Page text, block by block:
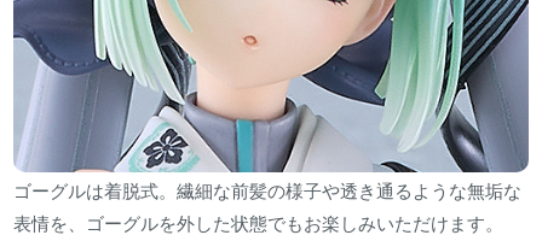
ゴーグルは着脱式。繊細な前髪の様子や透き通るような無垢な
表情を、ゴーグルを外した状態でもお楽しみいただけます。